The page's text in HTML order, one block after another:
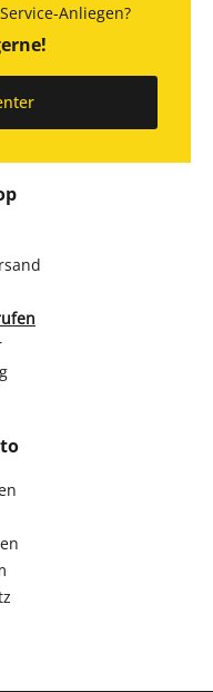
Anliegen?